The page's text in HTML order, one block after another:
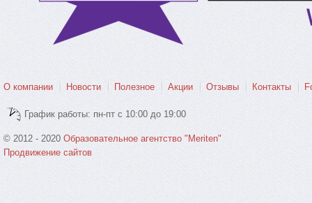
О компании Новости Полезное Акции Отзывы Контакты
График работы: пн-пт с 10:00 до 19:00
© 2012 - 2020 Образовательное агентство "Meriten"
Продвижение сайтов